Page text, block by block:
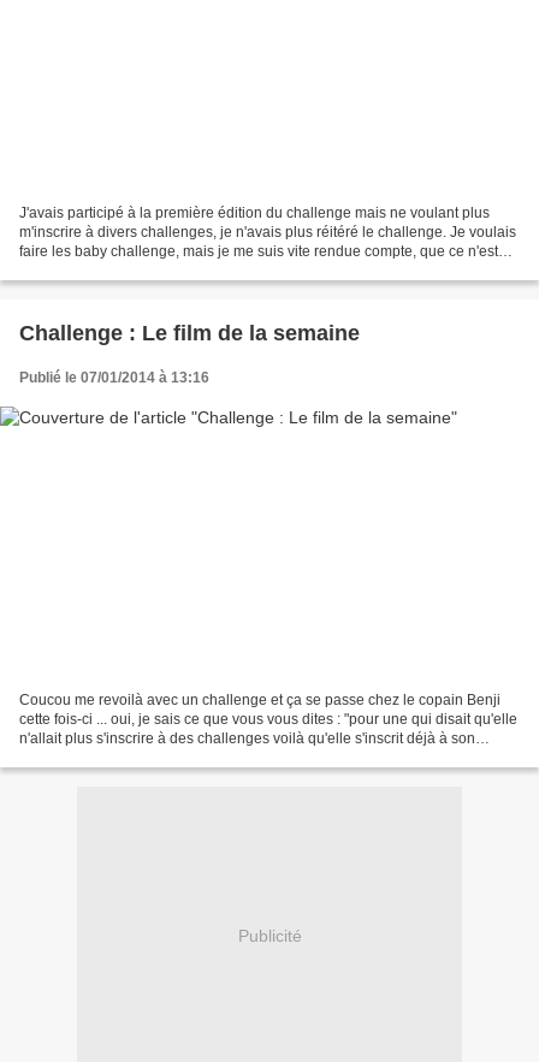
J'avais participé à la première édition du challenge mais ne voulant plus
m'inscrire à divers challenges, je n'avais plus réitéré le challenge. Je voulais
faire les baby challenge, mais je me suis vite rendue compte, que ce n'est
Challenge : Le film de la semaine
Publié le 07/01/2014 à 13:16
Coucou me revoilà avec un challenge et ça se passe chez le copain Benji
cette fois-ci ... oui, je sais ce que vous vous dites : "pour une qui disait qu'elle
n'allait plus s'inscrire à des challenges voilà qu'elle s'inscrit déjà à son
Publicité